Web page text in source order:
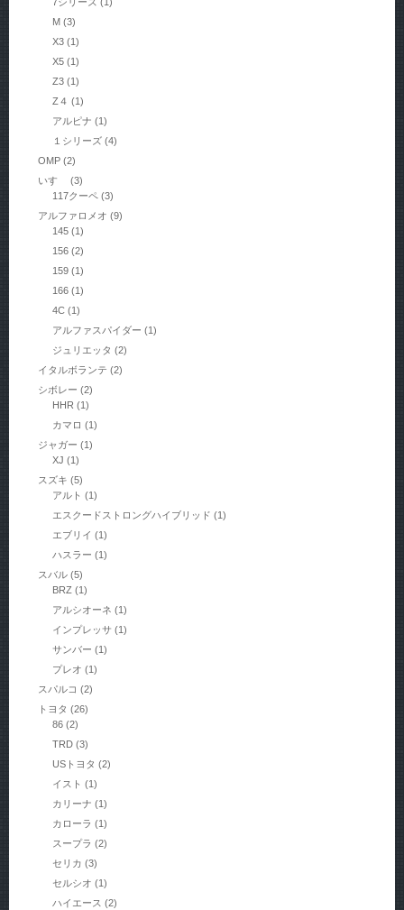
M (3)
X3 (1)
X5 (1)
Z3 (1)
Z４ (1)
アルピナ (1)
１シリーズ (4)
OMP(2)
いすゞ
(3)
117クーペ (3)
アルファロメオ (9)
145 (1)
156 (2)
159 (1)
166 (1)
4C (1)
アルファスパイダー (1)
ジュリエッタ (2)
イタルボランテ (2)
シボレー (2)
HHR (1)
カマロ (1)
ジャガー (1)
XJ (1)
スズキ (5)
アルト (1)
エスクードストロングハイブリッド (1)
エブリイ (1)
ハスラー (1)
スバル(5)
BRZ (1)
アルシオーネ (1)
インプレッサ (1)
サンバー (1)
プレオ (1)
スパルコ (2)
トヨタ (26)
86 (2)
TRD (3)
USトヨタ (2)
イスト (1)
カリーナ (1)
カローラ (1)
スープラ (2)
セリカ (3)
セルシオ (1)
ハイエース (2)